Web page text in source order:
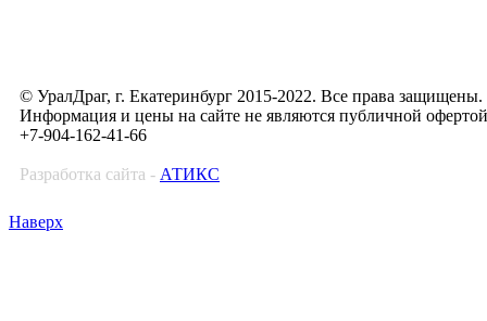
© УралДраг, г. Екатеринбург 2015-2022. Все права защищены.
Информация и цены на сайте не являются публичной офертой
+7-904-162-41-66
Разработка сайта - АТИКС
Наверх